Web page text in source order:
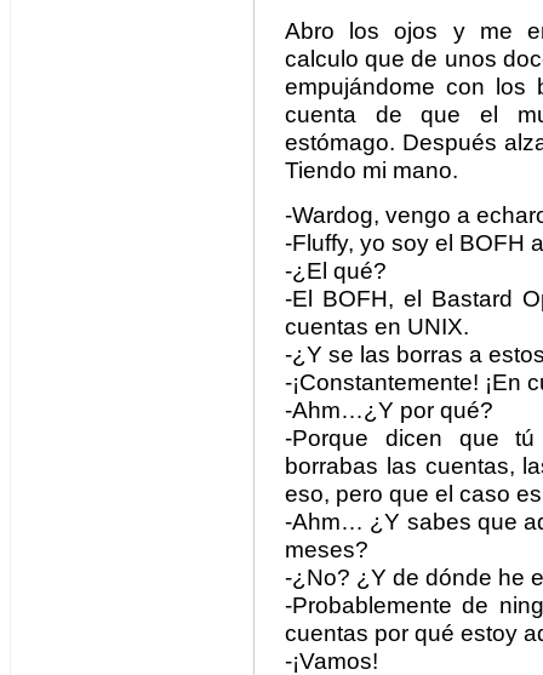
Abro los ojos y me
calculo que de unos
empujándome con los
cuenta de que el
estómago. Después
Tiendo mi mano.
-Wardog, vengo a
-Fluffy, yo soy el BOFH
-¿El qué?
-El BOFH, el Bastard
cuentas en UNIX.
-¿Y se las borras a
-¡Constantemente! ¡En
-Ahm…¿Y por qué?
-Porque dicen que
borrabas las cuentas,
eso, pero que el caso
-Ahm… ¿Y sabes que
meses?
-¿No? ¿Y de dónde he
-Probablemente de
cuentas por qué estoy
-¡Vamos!